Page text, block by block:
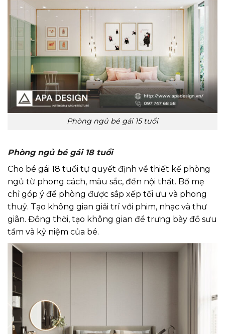
Phòng ngủ bé gái 15 tuổi
Phòng ngủ bé gái 18 tuổi
Cho bé gái 18 tuổi tự quyết định về thiết kế phòng
ngủ từ phong cách, màu sắc, đến nội thất. Bố mẹ
chỉ góp ý để phòng được sắp xếp tối ưu và phong
thuỷ. Tạo không gian giải trí với phim, nhạc và thư
giãn. Đồng thời, tạo không gian để trưng bày đồ sưu
tầm và kỷ niệm của bé.